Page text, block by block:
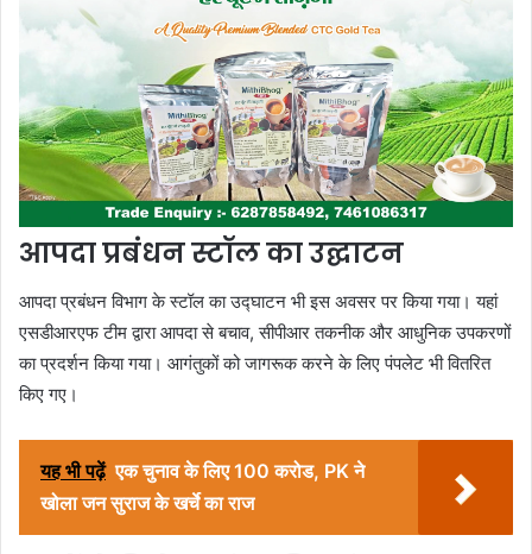
आपदा प्रबंधन स्टॉल का उद्घाटन
आपदा प्रबंधन विभाग के स्टॉल का उद्घाटन भी इस अवसर पर किया गया। यहां
एसडीआरएफ टीम द्वारा आपदा से बचाव, सीपीआर तकनीक और आधुनिक उपकरणों
का प्रदर्शन किया गया। आगंतुकों को जागरूक करने के लिए पंपलेट भी वितरित
किए गए।
यह भी पढ़ें एक चुनाव के लिए 100 करोड, PK ने
खोला जन सुराज के खर्चे का राज